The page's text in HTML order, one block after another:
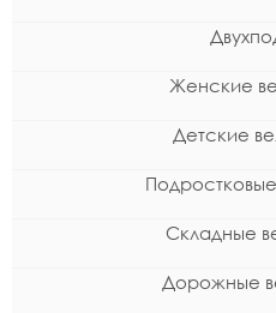
Женские
Детские
Складные
Дорожные